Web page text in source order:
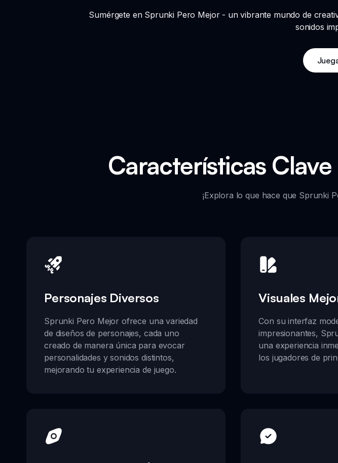
Sumérgete en Sprunki Pero Mejor - un vibrante mundo de
sonidos
Características
¡Explora lo que hace que Sprunki
Personajes Diversos
Sprunki Pero Mejor ofrece una variedad
de diseños de personajes, cada uno
creado de manera única para evocar
personalidades y sonidos distintos,
mejorando tu experiencia de juego.
Visuales
Con su interfaz
impresionantes,
una experiencia
los jugadores de